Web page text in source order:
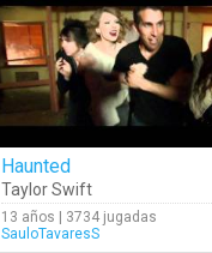
Haunted
Taylor Swift
13 años | 3734 jugadas
SauloTavaresS